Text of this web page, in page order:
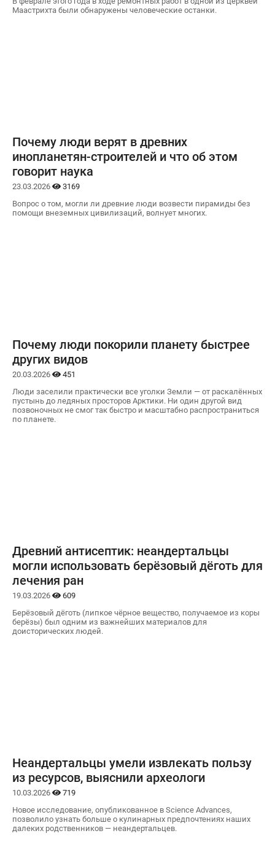
Маастрихта были обнаружены человеческие останки.
Почему люди верят в древних
инопланетян-строителей и что об этом
говорит наука
23.03.2026
3169
Вопрос о том, могли ли древние люди возвести пирамиды без
помощи внеземных цивилизаций, волнует многих.
Почему люди покорили планету быстрее
других видов
20.03.2026
451
Люди заселили практически все уголки Земли — от раскалённых
пустынь до ледяных просторов Арктики. Ни один другой вид
позвоночных не смог так быстро и масштабно распространиться
по планете.
Древний антисептик: неандертальцы
могли использовать берёзовый дёготь для
лечения ран
19.03.2026
609
Берёзовый дёготь (липкое чёрное вещество, получаемое из коры
берёзы) был одним из важнейших материалов для
доисторических людей.
Неандертальцы умели извлекать пользу
из ресурсов, выяснили археологи
10.03.2026
719
Новое исследование, опубликованное в Science Advances,
позволило узнать больше о кулинарных предпочтениях наших
далеких родственников — неандертальцев.